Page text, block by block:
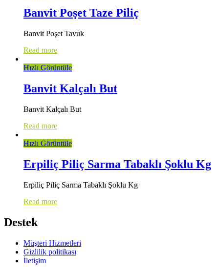
Banvit Poşet Taze Piliç
Banvit Poşet Tavuk
Read more
Hızlı Görüntüle
Banvit Kalçalı But
Banvit Kalçalı But
Read more
Hızlı Görüntüle
Erpiliç Piliç Sarma Tabaklı Şoklu Kg
Erpiliç Piliç Sarma Tabaklı Şoklu Kg
Read more
Destek
Müşteri Hizmetleri
Gizlilik politikası
İletişim